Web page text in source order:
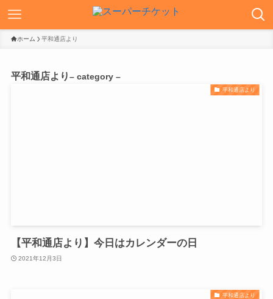
ホーム 平和通店より
平和通店より– category –
平和通店より
【平和通店より】今日はカレンダーの日
2021年12月3日
平和通店より